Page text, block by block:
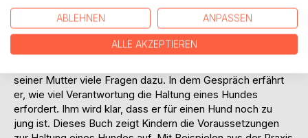
preconditions for keeping a dog which is explained in a
simple and child-oriented way by giving many practical
examples.
seiner Mutter viele Fragen dazu. In dem Gespräch erfährt
er, wie viel Verantwortung die Haltung eines Hundes
erfordert. Ihm wird klar, dass er für einen Hund noch zu
jung ist. Dieses Buch zeigt Kindern die Voraussetzungen
ABLEHNEN ANPASSEN
ALLE AKZEPTIEREN